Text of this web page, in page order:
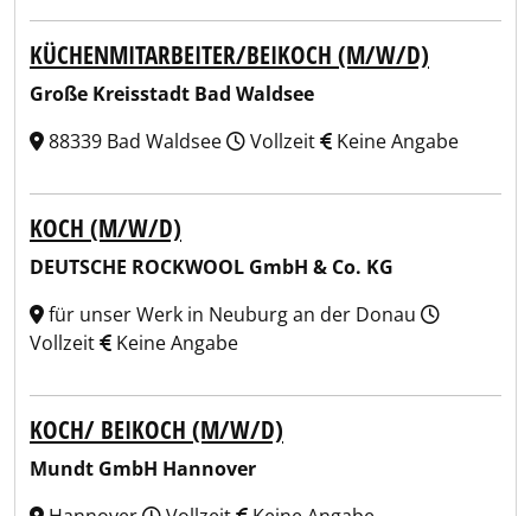
KÜCHENMITARBEITER/BEIKOCH (M/W/D)
Große Kreisstadt Bad Waldsee
88339 Bad Waldsee
Vollzeit Keine Angabe
KOCH (M/W/D)
DEUTSCHE ROCKWOOL GmbH & Co. KG
für unser Werk in Neuburg an der Donau
Vollzeit
Keine Angabe
KOCH/ BEIKOCH (M/W/D)
Mundt GmbH Hannover